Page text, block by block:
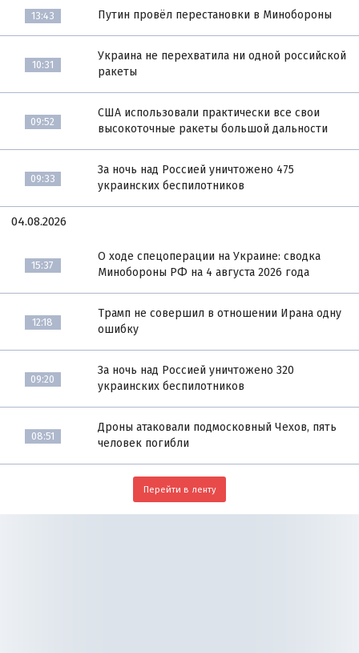
13:43 Путин провёл перестановки в Минобороны
10:31
Украина не перехватила ни одной российской
ракеты
09:52
США использовали практически все свои
высокоточные ракеты большой дальности
09:33
За ночь над Россией уничтожено 475
украинских беспилотников
04.08.2026
15:37
О ходе спецоперации на Украине: сводка
Минобороны РФ на 4 августа 2026 года
12:18
Трамп не совершил в отношении Ирана одну
ошибку
09:20
За ночь над Россией уничтожено 320
украинских беспилотников
08:51
Дроны атаковали подмосковный Чехов, пять
человек погибли
Перейти в ленту